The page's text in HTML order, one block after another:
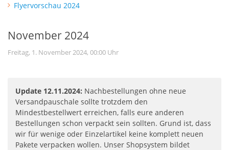
Flyervorschau 2024
November 2024
Freitag, 1. November 2024, 00:00 Uhr
Update 12.11.2024: Nachbestellungen ohne neue
Versandpauschale sollte trotzdem den
Mindestbestellwert erreichen, falls eure anderen
Bestellungen schon verpackt sein sollten. Grund ist, dass
wir für wenige oder Einzelartikel keine komplett neuen
Pakete verpacken wollen. Unser Shopsystem bildet